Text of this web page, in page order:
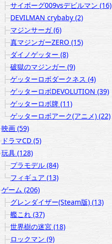
サイボーグ009vsデビルマン (16)
DEVILMAN crybaby (2)
マジンサーガ (6)
真マジンガーZERO (15)
ダイノゲッター (8)
破獄のマジンガー (9)
ゲッターロボダークネス (4)
ゲッターロボDEVOLUTION (39)
ゲッターロボ牌 (11)
ゲッターロボアーク(アニメ) (22)
映画 (59)
ドラマCD (5)
玩具 (128)
プラモデル (84)
フィギュア (13)
ゲーム (206)
グレンダイザー(Steam版) (13)
艦これ (37)
世界樹の迷宮 (18)
ロックマン (9)